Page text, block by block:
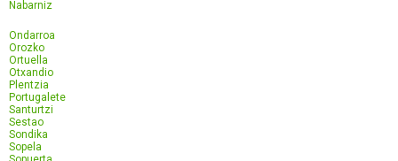
Nabarniz
Ondarroa
Orozko
Ortuella
Otxandio
Plentzia
Portugalete
Santurtzi
Sestao
Sondika
Sopela